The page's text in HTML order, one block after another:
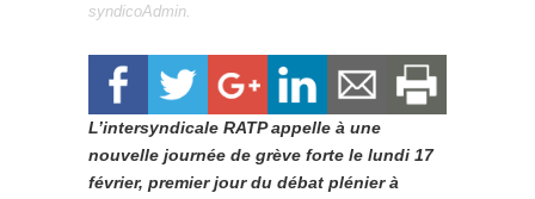
syndicoAdmin.
L’intersyndicale RATP appelle à une
nouvelle journée de grève forte le lundi 17
février, premier jour du débat plénier à